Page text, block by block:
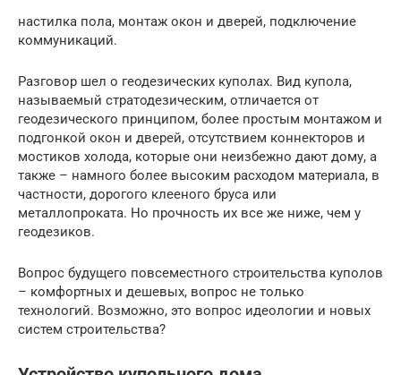
настилка пола, монтаж окон и дверей, подключение
коммуникаций.
Разговор шел о геодезических куполах. Вид купола,
называемый стратодезическим, отличается от
геодезического принципом, более простым монтажом и
подгонкой окон и дверей, отсутствием коннекторов и
мостиков холода, которые они неизбежно дают дому, а
также – намного более высоким расходом материала, в
частности, дорогого клееного бруса или
металлопроката. Но прочность их все же ниже, чем у
геодезиков.
Вопрос будущего повсеместного строительства куполов
– комфортных и дешевых, вопрос не только
технологий. Возможно, это вопрос идеологии и новых
систем строительства?